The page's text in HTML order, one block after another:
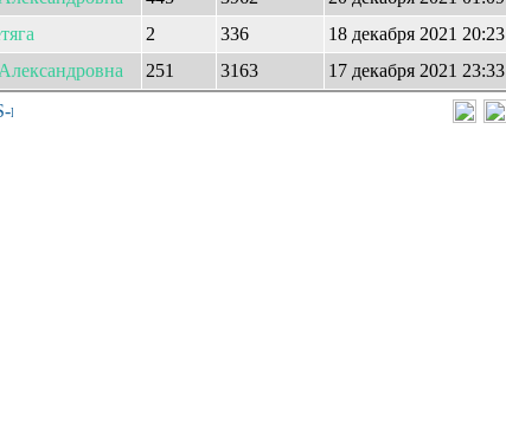
2 336
18 декабря 2021 20:23
Александровна 251 3163
17 декабря 2021 23:33